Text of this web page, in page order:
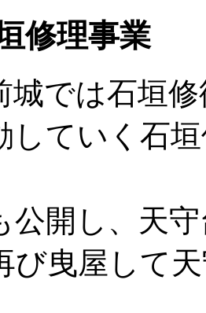
修理事業
城では石垣
していく石
公開し、天
び曳屋して